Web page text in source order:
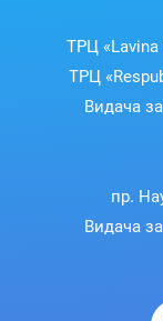
ТРЦ «Lavina
ТРЦ
Видача
пр.
Видача